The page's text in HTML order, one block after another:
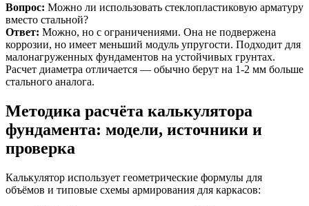
Вопрос: Можно ли использовать стеклопластиковую арматуру
вместо стальной?
Ответ: Можно, но с ограничениями. Она не подвержена
коррозии, но имеет меньший модуль упругости. Подходит для
малонагруженных фундаментов на устойчивых грунтах.
Расчет диаметра отличается — обычно берут на 1-2 мм больше
стального аналога.
Методика расчёта калькулятора
фундамента: модели, источники и
проверка
Калькулятор использует геометрические формулы для
объёмов и типовые схемы армирования для каркасов: